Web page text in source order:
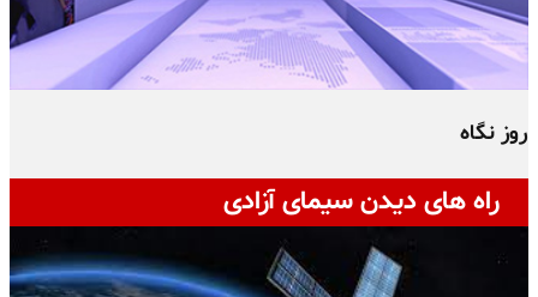
روز نگاه
راه های دیدن سیمای آزادی